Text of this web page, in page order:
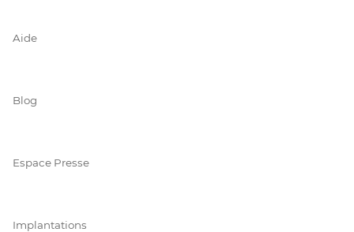
Aide
Blog
Espace Presse
Implantations